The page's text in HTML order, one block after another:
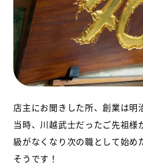
店主にお聞きした所、創業は明
当時、川越武士だったご先祖
級がなくなり次の職として始め
そうです！